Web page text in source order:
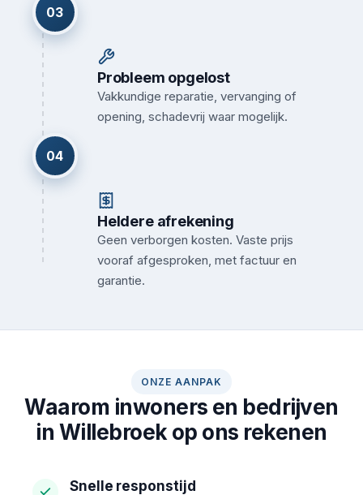
03
Probleem opgelost
Vakkundige reparatie, vervanging of
opening, schadevrij waar mogelijk.
04
Heldere afrekening
Geen verborgen kosten. Vaste prijs
vooraf afgesproken, met factuur en
garantie.
ONZE AANPAK
Waarom inwoners en bedrijven
in Willebroek op ons rekenen
Snelle responstijd